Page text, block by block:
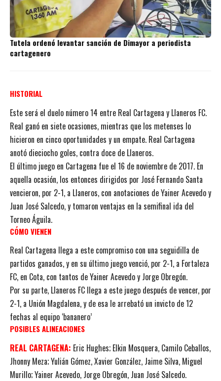
Tutela ordenó levantar sanción de Dimayor a periodista
cartagenero
HISTORIAL
Este será el duelo número 14 entre Real Cartagena y Llaneros FC.
Real ganó en siete ocasiones, mientras que los metenses lo
hicieron en cinco oportunidades y un empate. Real Cartagena
anotó dieciocho goles, contra doce de Llaneros.
El último juego en Cartagena fue el 16 de noviembre de 2017. En
aquella ocasión, los entonces dirigidos por José Fernando Santa
vencieron, por 2-1, a Llaneros, con anotaciones de Yainer Acevedo y
Juan José Salcedo, y tomaron ventajas en la semifinal ida del
Torneo Águila.
CÓMO VIENEN
Real Cartagena llega a este compromiso con una seguidilla de
partidos ganados, y en su último juego venció, por 2-1, a Fortaleza
FC, en Cota, con tantos de Yainer Acevedo y Jorge Obregón.
Por su parte, Llaneros FC llega a este juego después de vencer, por
2-1, a Unión Magdalena, y de esa le arrebató un invicto de 12
fechas al equipo ‘bananero’
POSIBLES ALINEACIONES
REAL CARTAGENA: Eric Hughes; Elkin Mosquera, Camilo Ceballos,
Jhonny Meza; Yulián Gómez, Xavier González, Jaime Silva, Miguel
Murillo; Yainer Acevedo, Jorge Obregón, Juan José Salcedo.